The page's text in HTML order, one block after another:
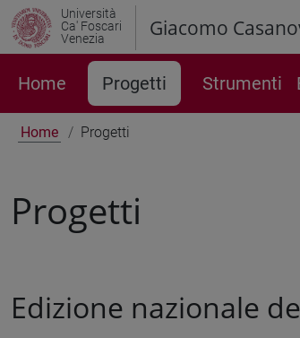
Università
Ca' Foscari
Venezia
Giacomo
Home Progetti Strumenti
Home Progetti
Progetti
Edizione nazionale